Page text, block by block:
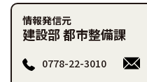
情報発信元
建設部 都市整備課
0778-22-3010